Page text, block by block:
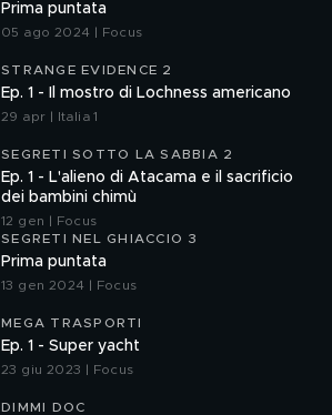
Prima puntata
05 ago 2024 | Focus
STRANGE EVIDENCE 2
Ep. 1 - Il mostro di Lochness americano
29 apr | Italia 1
SEGRETI SOTTO LA SABBIA 2
Ep. 1 - L'alieno di Atacama e il sacrificio
dei bambini chimù
12 gen | Focus
SEGRETI NEL GHIACCIO 3
Prima puntata
13 gen 2024 | Focus
MEGA TRASPORTI
Ep. 1 - Super yacht
23 giu 2023 | Focus
DIMMI DOC